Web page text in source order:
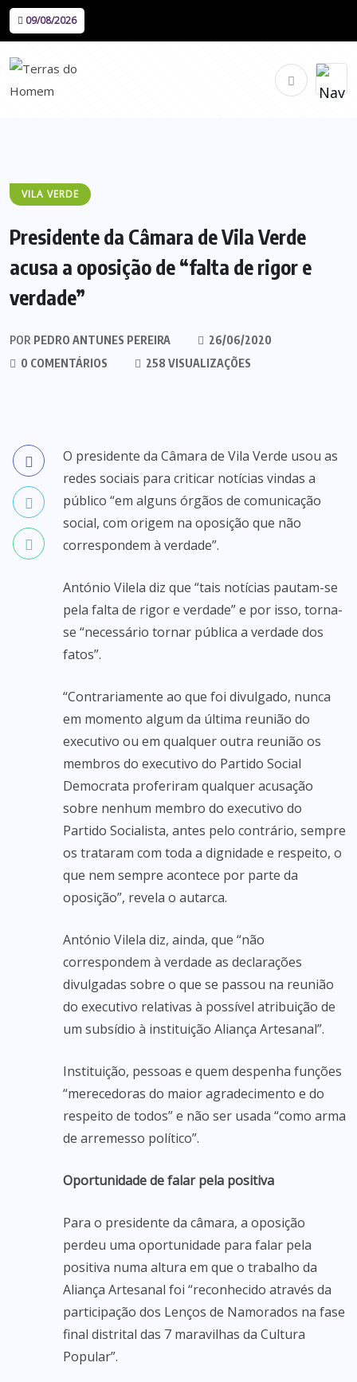
09/08/2026
VILA VERDE
Presidente da Câmara de Vila Verde
acusa a oposição de “falta de rigor e
verdade”
POR PEDRO ANTUNES PEREIRA
26/06/2020
0 COMENTÁRIOS
258 VISUALIZAÇÕES
O presidente da Câmara de Vila Verde usou as
redes sociais para criticar notícias vindas a
público “em alguns órgãos de comunicação
social, com origem na oposição que não
correspondem à verdade”.
António Vilela diz que “tais notícias pautam-se
pela falta de rigor e verdade” e por isso, torna-
se “necessário tornar pública a verdade dos
fatos”.
“Contrariamente ao que foi divulgado, nunca
em momento algum da última reunião do
executivo ou em qualquer outra reunião os
membros do executivo do Partido Social
Democrata proferiram qualquer acusação
sobre nenhum membro do executivo do
Partido Socialista, antes pelo contrário, sempre
os trataram com toda a dignidade e respeito, o
que nem sempre acontece por parte da
oposição”, revela o autarca.
António Vilela diz, ainda, que “não
correspondem à verdade as declarações
divulgadas sobre o que se passou na reunião
do executivo relativas à possível atribuição de
um subsídio à instituição Aliança Artesanal”.
Instituição, pessoas e quem despenha funções
“merecedoras do maior agradecimento e do
respeito de todos” e não ser usada “como arma
de arremesso político”.
Oportunidade de falar pela positiva
Para o presidente da câmara, a oposição
perdeu uma oportunidade para falar pela
positiva numa altura em que o trabalho da
Aliança Artesanal foi “reconhecido através da
participação dos Lenços de Namorados na fase
final distrital das 7 maravilhas da Cultura
Popular”.